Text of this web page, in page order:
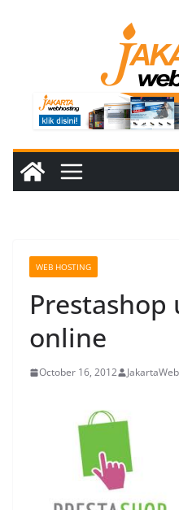
WEB HOSTING
online
October 16, 2012